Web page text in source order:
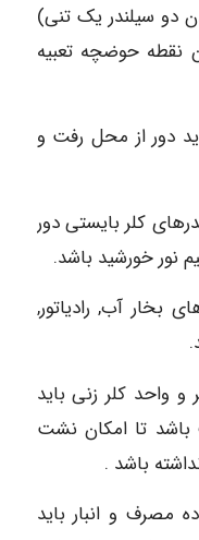
دو سیلندر یک تنی)
نقطه حوضچه تعبیه
دور از محل رفت و
کلر بایستی دور
نور خورشید باشد.
بخار آب, رادیاتور,
و واحد کلر زنی باید
باشد تا امکان نشت
باشد .
مصرف و انبار باید